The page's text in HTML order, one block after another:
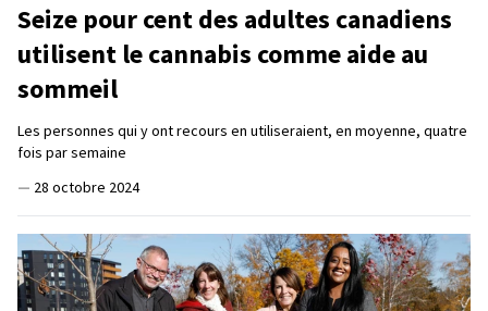
Seize pour cent des adultes canadiens
utilisent le cannabis comme aide au
sommeil
Les personnes qui y ont recours en utiliseraient, en moyenne, quatre
fois par semaine
— 28 octobre 2024